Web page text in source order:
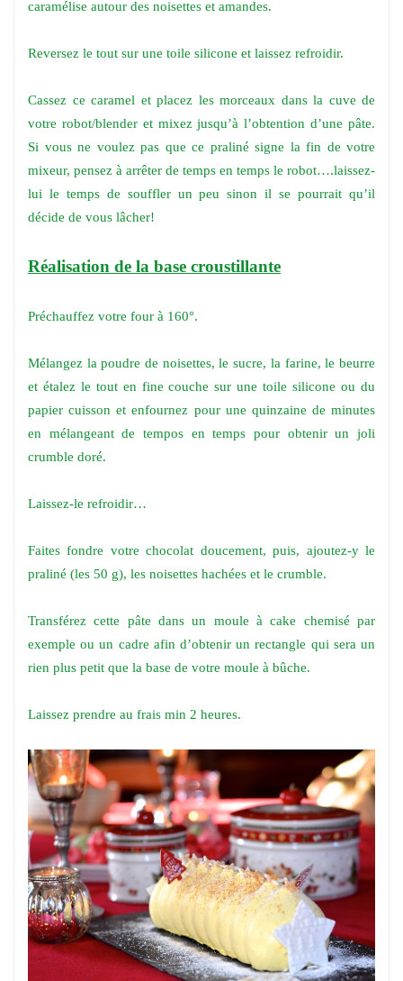
caramélise autour des noisettes et amandes.
Reversez le tout sur une toile silicone et laissez refroidir.
Cassez ce caramel et placez les morceaux dans la cuve de
votre robot/blender et mixez jusqu’à l’obtention d’une pâte.
Si vous ne voulez pas que ce praliné signe la fin de votre
mixeur, pensez à arrêter de temps en temps le robot….laissez-
lui le temps de souffler un peu sinon il se pourrait qu’il
décide de vous lâcher!
Réalisation de la base croustillante
Préchauffez votre four à 160°.
Mélangez la poudre de noisettes, le sucre, la farine, le beurre
et étalez le tout en fine couche sur une toile silicone ou du
papier cuisson et enfournez pour une quinzaine de minutes
en mélangeant de tempos en temps pour obtenir un joli
crumble doré.
Laissez-le refroidir…
Faites fondre votre chocolat doucement, puis, ajoutez-y le
praliné (les 50 g), les noisettes hachées et le crumble.
Transférez cette pâte dans un moule à cake chemisé par
exemple ou un cadre afin d’obtenir un rectangle qui sera un
rien plus petit que la base de votre moule à bûche.
Laissez prendre au frais min 2 heures.